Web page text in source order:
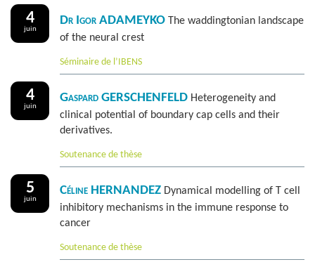
4
juin
Dr Igor ADAMEYKO The waddingtonian landscape
of the neural crest
Séminaire de l’IBENS
4
juin
Gaspard GERSCHENFELD Heterogeneity and
clinical potential of boundary cap cells and their
derivatives.
Soutenance de thèse
5
juin
Céline HERNANDEZ Dynamical modelling of T cell
inhibitory mechanisms in the immune response to
cancer
Soutenance de thèse